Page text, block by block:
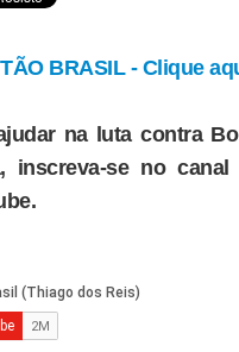
BRASIL - Clique
na luta contra
inscreva-se no canal